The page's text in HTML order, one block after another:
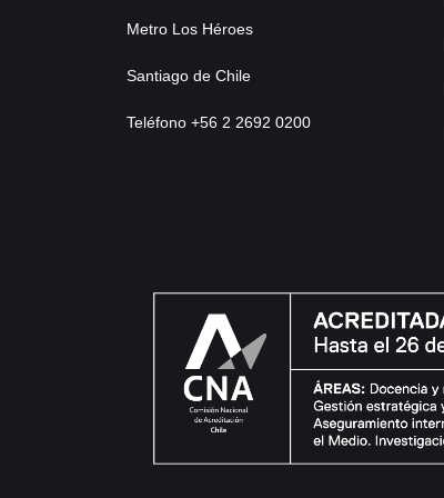
Metro Los Héroes
Santiago de Chile
Teléfono +56 2 2692 0200